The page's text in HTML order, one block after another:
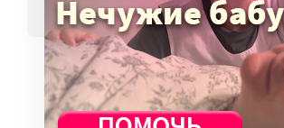
ВСЕ НОВОСТИ